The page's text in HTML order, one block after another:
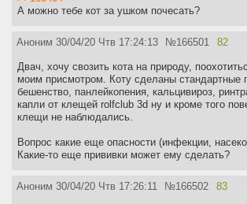
А можно тебе кот за ушком почесать?
Аноним 30/04/20 Чтв 17:24:13 №166501 82
Двач, хочу свозить кота на природу,
моим присмотром. Коту сделаны стандартные
бешенство, панлейкопения, кальцивироз,
капли от клещей rolfclub 3d ну и кроме того
клещи не наблюдались.
Вопрос какие еще опасности (инфекции,
Какие-то еще прививки может ему сделать?
Аноним 30/04/20 Чтв 17:26:11 №166502 83